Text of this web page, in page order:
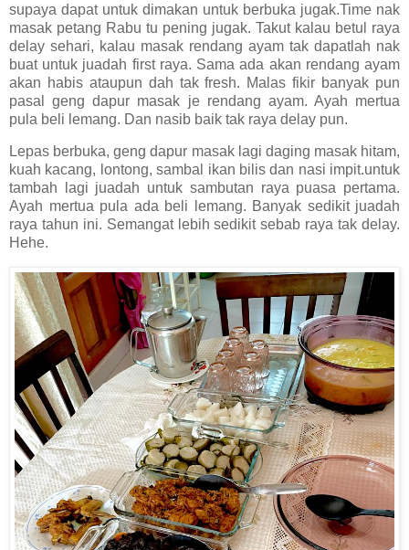
supaya dapat untuk dimakan untuk berbuka jugak.Time nak
masak petang Rabu tu pening jugak. Takut kalau betul raya
delay sehari, kalau masak rendang ayam tak dapatlah nak
buat untuk juadah first raya. Sama ada akan rendang ayam
akan habis ataupun dah tak fresh. Malas fikir banyak pun
pasal geng dapur masak je rendang ayam. Ayah mertua
pula beli lemang. Dan nasib baik tak raya delay pun.
Lepas berbuka, geng dapur masak lagi daging masak hitam,
kuah kacang, lontong, sambal ikan bilis dan nasi impit.untuk
tambah lagi juadah untuk sambutan raya puasa pertama.
Ayah mertua pula ada beli lemang. Banyak sedikit juadah
raya tahun ini. Semangat lebih sedikit sebab raya tak delay.
Hehe.